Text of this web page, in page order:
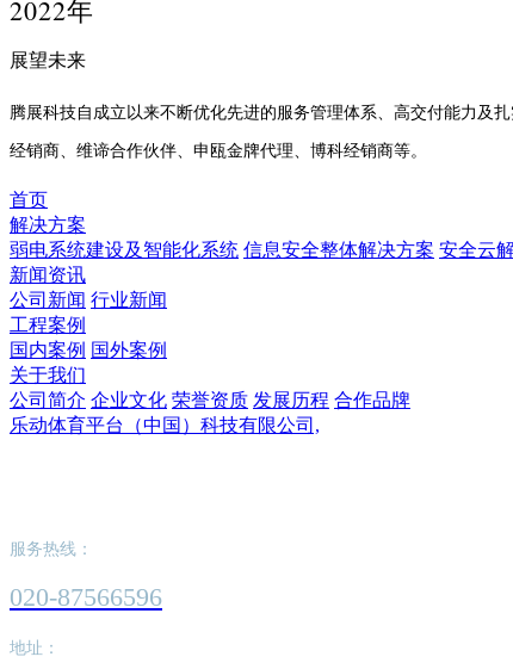
2022年
展望未来
腾展科技自成立以来不断优化先进的服务管理体系、高交付能力及
经销商、维谛合作伙伴、申瓯金牌代理、博科经销商等。
首页
解决方案
弱电系统建设及智能化系统 信息安全整体解决方案 安全云
新闻资讯
公司新闻 行业新闻
工程案例
国内案例 国外案例
关于我们
公司简介 企业文化 荣誉资质 发展历程 合作品牌
乐动体育平台（中国）科技有限公司,
服务热线：
020-87566596
地址：